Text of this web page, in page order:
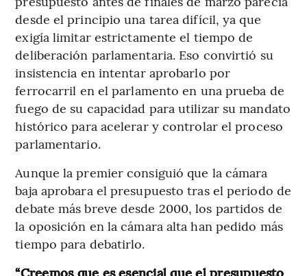
desde el principio una tarea difícil, ya que
exigía limitar estrictamente el tiempo de
deliberación parlamentaria. Eso convirtió su
insistencia en intentar aprobarlo por
ferrocarril en el parlamento en una prueba de
fuego de su capacidad para utilizar su mandato
histórico para acelerar y controlar el proceso
parlamentario.
Aunque la premier consiguió que la cámara
baja aprobara el presupuesto tras el periodo de
debate más breve desde 2000, los partidos de
la oposición en la cámara alta han pedido más
tiempo para debatirlo.
“Creemos que es esencial que el presupuesto